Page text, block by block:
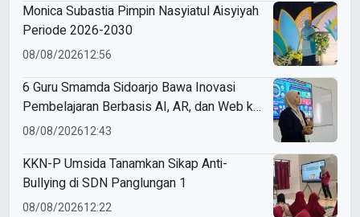
Monica Subastia Pimpin Nasyiatul Aisyiyah
Periode 2026-2030
08/08/202612:56
6 Guru Smamda Sidoarjo Bawa Inovasi
Pembelajaran Berbasis AI, AR, dan Web ke
ME Award 2026
08/08/202612:43
KKN-P Umsida Tanamkan Sikap Anti-
Bullying di SDN Panglungan 1
08/08/202612:22